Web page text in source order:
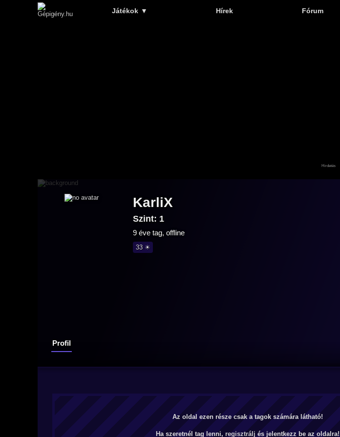
Játékok ▼ Hírek Fórum
KarliX
Szint: 1
9 éve tag, offline
33 ☀
Profil
Az oldal ezen része csak a tagok számára látható!
Ha szeretnél tag lenni, regisztrálj és jelentkezz be az oldalra!